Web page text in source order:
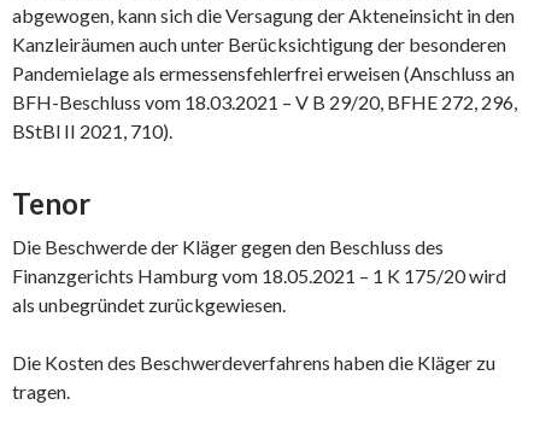
abgewogen, kann sich die Versagung der Akteneinsicht in den
Kanzleiräumen auch unter Berücksichtigung der besonderen
Pandemielage als ermessensfehlerfrei erweisen (Anschluss an
BFH-Beschluss vom 18.03.2021 – V B 29/20, BFHE 272, 296,
BStBl II 2021, 710).
Tenor
Die Beschwerde der Kläger gegen den Beschluss des
Finanzgerichts Hamburg vom 18.05.2021 – 1 K 175/20 wird
als unbegründet zurückgewiesen.
Die Kosten des Beschwerdeverfahrens haben die Kläger zu
tragen.